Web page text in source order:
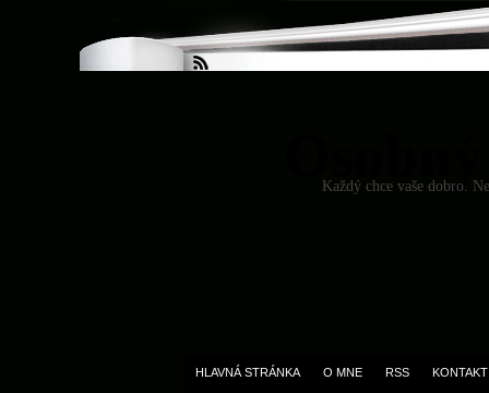
Každý chce vaše dobro.
HLAVNÁ STRÁNKA O MNE RSS KONTAKT